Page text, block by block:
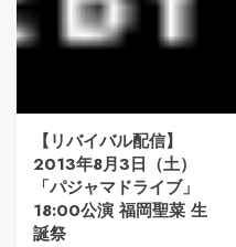
【リバイバル配信】
2013年8月3日（土）
「パジャマドライブ」
18:00公演 福岡聖菜 生
誕祭